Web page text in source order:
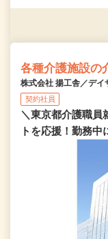
各種介護施設の
株式会社 揚工舎／デ
契約社員
＼東京都介護職員
トを応援！勤務中